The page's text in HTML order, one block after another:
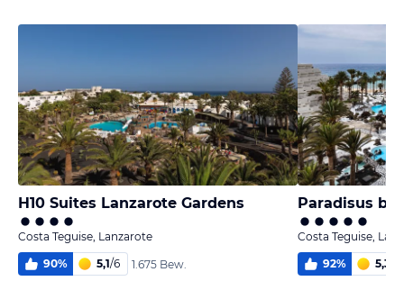
H10 Suites Lanzarote Gardens
Costa Teguise, Lanzarote
90% 5,1/6 1.675 Bew.
Costa Teguise,
92% 5,3